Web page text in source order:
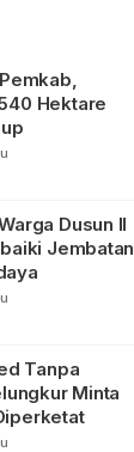
Hektare
Dusun II
Jembatan
Tanpa
Minta